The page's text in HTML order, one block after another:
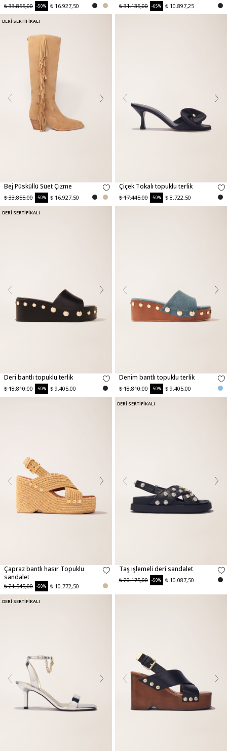
₺ 33.855,00 -50% ₺ 16.927,50 ₺ 31.135,00 -65% ₺ 10.897,25
DERİ SERTİFİKALI
Bej Püsküllü Süet Çizme
₺ 33.855,00 -50% ₺ 16.927,50
Çiçek Tokalı topuklu terlik
₺ 17.445,00 -50% ₺ 8.722,50
DERİ SERTİFİKALI
Deri bantlı topuklu terlik
₺ 18.810,00 -50% ₺ 9.405,00
Denim bantlı topuklu terlik
₺ 18.810,00 -50% ₺ 9.405,00
Çapraz bantlı hasır Topuklu
sandalet
₺ 21.545,00 -50% ₺ 10.772,50
DERİ SERTİFİKALI
Taş işlemeli deri sandalet
₺ 20.175,00 -50% ₺ 10.087,50
DERİ SERTİFİKALI